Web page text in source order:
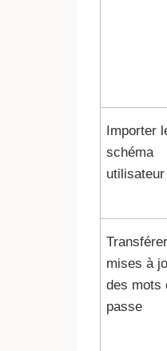
Importer
schéma
utilisateur
mises à
des mots
passe